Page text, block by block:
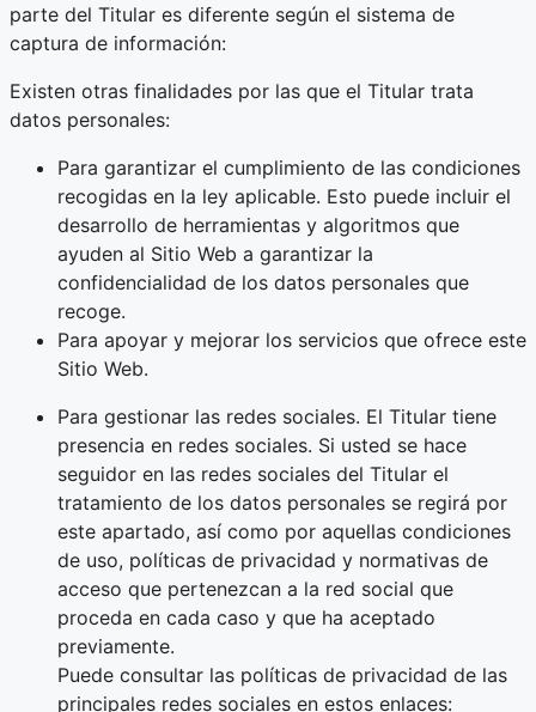
parte del Titular es diferente según el sistema de
captura de información:
Existen otras finalidades por las que el Titular trata
datos personales:
Para garantizar el cumplimiento de las condiciones
recogidas en la ley aplicable. Esto puede incluir el
desarrollo de herramientas y algoritmos que
ayuden al Sitio Web a garantizar la
confidencialidad de los datos personales que
recoge.
Para apoyar y mejorar los servicios que ofrece este
Sitio Web.
Para gestionar las redes sociales. El Titular tiene
presencia en redes sociales. Si usted se hace
seguidor en las redes sociales del Titular el
tratamiento de los datos personales se regirá por
este apartado, así como por aquellas condiciones
de uso, políticas de privacidad y normativas de
acceso que pertenezcan a la red social que
proceda en cada caso y que ha aceptado
previamente.
Puede consultar las políticas de privacidad de las
principales redes sociales en estos enlaces: